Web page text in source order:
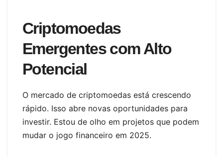
Criptomoedas
Emergentes com Alto
Potencial
O mercado de criptomoedas está crescendo
rápido. Isso abre novas oportunidades para
investir. Estou de olho em projetos que podem
mudar o jogo financeiro em 2025.